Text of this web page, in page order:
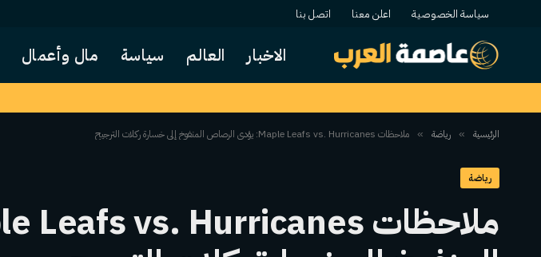
سياسة الخصوصية اعلن معنا اتصل بنا
الاخبار العالم سياسة مال وأعمال
الرئيسية » رياضة » ملاحظات Maple Leafs vs. Hurricanes: يؤدي الرصاص المنفوخ إلى خسارة ركلات الترجيح
رياضة